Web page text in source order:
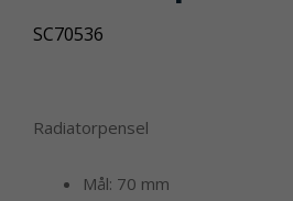
SC70536
Radiatorpensel
Mål: 70 mm